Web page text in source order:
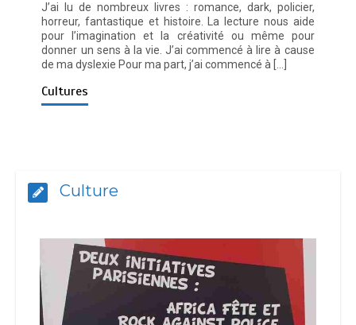
J’ai lu de nombreux livres : romance, dark, policier,
horreur, fantastique et histoire. La lecture nous aide
pour l’imagination et la créativité ou même pour
donner un sens à la vie. J’ai commencé à lire à cause
de ma dyslexie Pour ma part, j’ai commencé à […]
Cultures
Culture